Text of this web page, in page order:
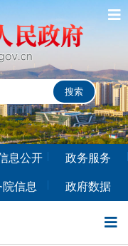
息公开 政务服务
院信息 政府数据